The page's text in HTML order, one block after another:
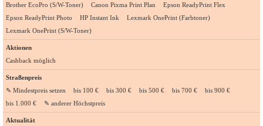
Brother EcoPro (S/W-Toner)
Canon Pixma Print Plan
Epson ReadyPrint Flex
Epson ReadyPrint Photo
HP Instant Ink
Lexmark OnePrint (Farbtoner)
Lexmark OnePrint (S/W-Toner)
Aktionen
Cashback möglich
Straßenpreis
✎ Mindestpreis setzen
bis 100 € bis 300 € bis 500 € bis 700 €
bis 900 €
bis 1.000 €
✎ anderer Höchstpreis
Aktualität